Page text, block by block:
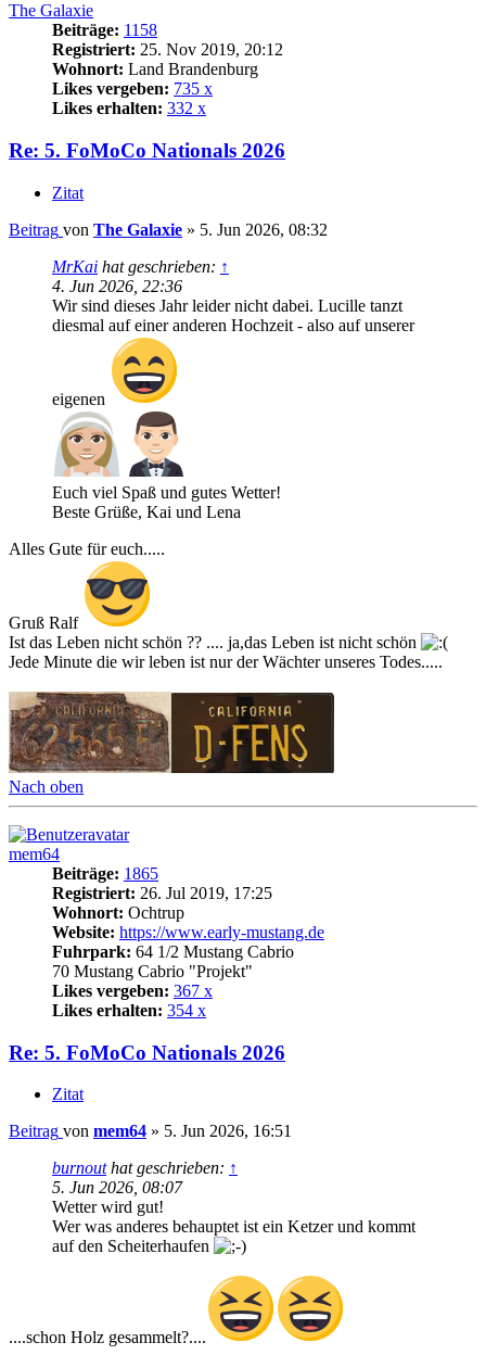
The Galaxie
Beiträge: 1158
Registriert: 25. Nov 2019, 20:12
Wohnort: Land Brandenburg
Likes vergeben: 735 x
Likes erhalten: 332 x
Re: 5. FoMoCo Nationals 2026
Zitat
Beitrag von The Galaxie » 5. Jun 2026, 08:32
MrKai hat geschrieben: ↑
4. Jun 2026, 22:36
Wir sind dieses Jahr leider nicht dabei. Lucille tanzt
diesmal auf einer anderen Hochzeit - also auf unserer
eigenen
Euch viel Spaß und gutes Wetter!
Beste Grüße, Kai und Lena
Alles Gute für euch.....
Gruß Ralf
Ist das Leben nicht schön ?? .... ja,das Leben ist nicht schön
Jede Minute die wir leben ist nur der Wächter unseres Todes.....
Nach oben
mem64
Beiträge: 1865
Registriert: 26. Jul 2019, 17:25
Wohnort: Ochtrup
Website: https://www.early-mustang.de
Fuhrpark: 64 1/2 Mustang Cabrio
70 Mustang Cabrio "Projekt"
Likes vergeben: 367 x
Likes erhalten: 354 x
Re: 5. FoMoCo Nationals 2026
Zitat
Beitrag von mem64 » 5. Jun 2026, 16:51
burnouthat geschrieben: ↑
5. Jun 2026, 08:07
Wetter wird gut!
Wer was anderes behauptet ist ein Ketzer und kommt
auf den Scheiterhaufen
....schon Holz gesammelt?....